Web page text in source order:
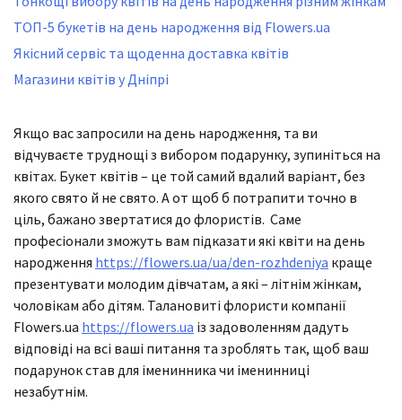
ТОП-5 букетів на день народження від Flowers.ua
Якісний сервіс та щоденна доставка квітів
Магазини квітів у Дніпрі
Якщо вас запросили на день народження, та ви
відчуваєте труднощі з вибором подарунку, зупиніться на
квітах. Букет квітів – це той самий вдалий варіант, без
якого свято й не свято. А от щоб б потрапити точно в
ціль, бажано звертатися до флористів. Саме
професіонали зможуть вам підказати які квіти на день
народження https://flowers.ua/ua/den-rozhdeniya краще
презентувати молодим дівчатам, а які – літнім жінкам,
чоловікам або дітям. Талановиті флористи компанії
Flowers.ua https://flowers.ua із задоволенням дадуть
відповіді на всі ваші питання та зроблять так, щоб ваш
подарунок став для іменинника чи іменинниці
незабутнім.